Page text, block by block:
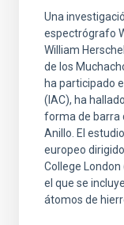
Una
espectrógrafo
William
de los
ha participado
(IAC), ha
forma de barra
Anillo. El
europeo
College London
el que se
átomos de